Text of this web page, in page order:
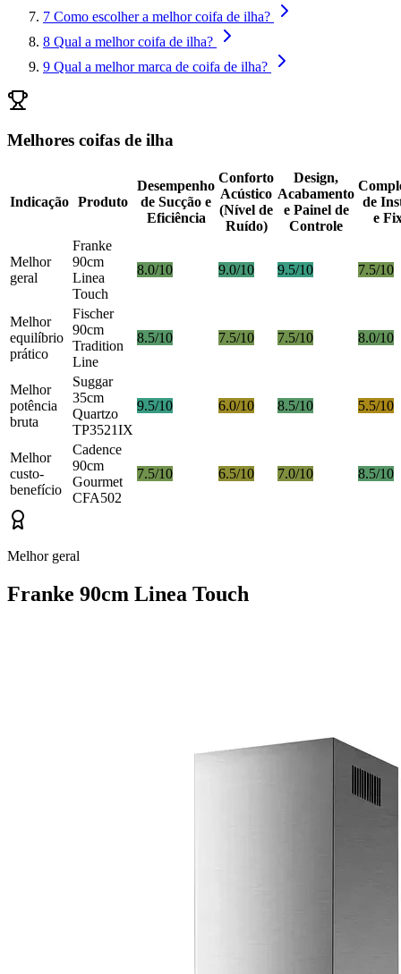
7 Como escolher a melhor coifa de ilha?
8 Qual a melhor coifa de ilha?
9 Qual a melhor marca de coifa de ilha?
Melhores coifas de ilha
Indicação Produto
Desempenho
de Sucção e
Eficiência
Conforto
Acústico
(Nível de
Ruído)
Design,
Acabamento
e Painel de
Controle
de
e
Melhor
geral
Franke
90cm
Linea
Touch
8.0/10 9.0/10 9.5/10 7.5/10
Melhor
equilíbrio
prático
Fischer
90cm
Tradition
Line
8.5/10 7.5/10 7.5/10 8.0/10
Melhor
potência
bruta
Suggar
35cm
Quartzo
TP3521IX
9.5/10 6.0/10 8.5/10 5.5/10
Melhor
custo-
benefício
Cadence
90cm
Gourmet
CFA502
7.5/10 6.5/10 7.0/10 8.5/10
Melhor geral
Franke 90cm Linea Touch